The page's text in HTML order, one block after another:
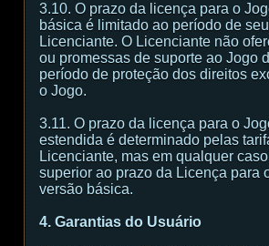
3.10. O prazo da licença para o
básica é limitado ao período de
Licenciante. O Licenciante não
ou promessas de suporte ao Jogo
período de proteção dos direitos
o Jogo.
3.11. O prazo da licença para o
estendida é determinado pelas
Licenciante, mas em qualquer
superior ao prazo da Licença para
versão básica.
4. Garantias do Usuário